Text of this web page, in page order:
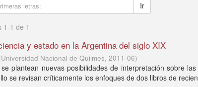
Ir
1-1 de 1
y estado en la Argentina del siglo XIX
Universidad Nacional de Quilmes, 2011-06)
plantean nuevas posibilidades de interpretación sobre
se revisan críticamente los enfoques de dos libros de